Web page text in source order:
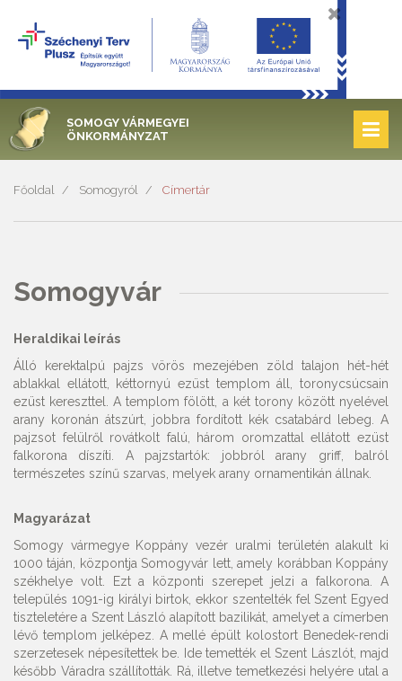
SOMOGY VÁRMEGYEI
ÖNKORMÁNYZAT
Főoldal Somogyról Címertár
Somogyvár
Heraldikai leírás
Álló kerektalpú pajzs vörös mezejében zöld talajon hét-hét
ablakkal ellátott, kéttornyú ezüst templom áll, toronycsúcsain
ezüst kereszttel. A templom fölött, a két torony között nyelével
arany koronán átszúrt, jobbra fordított kék csatabárd lebeg. A
pajzsot felülről rovátkolt falú, három oromzattal ellátott ezüst
falkorona díszíti. A pajzstartók: jobbról arany griff, balról
természetes színű szarvas, melyek arany ornamentikán állnak.
Magyarázat
Somogy vármegye Koppány vezér uralmi területén alakult ki
1000 táján, központja Somogyvár lett, amely korábban Koppány
székhelye volt. Ezt a központi szerepet jelzi a falkorona. A
település 1091-ig királyi birtok, ekkor szentelték fel Szent Egyed
tiszteletére a Szent László alapított bazilikát, amelyet a címerben
lévő templom jelképez. A mellé épült kolostort Benedek-rendi
szerzetesek népesítettek be. Ide temették el Szent Lászlót, majd
később Váradra szállították. Rá, illetve temetkezési helyére utal a